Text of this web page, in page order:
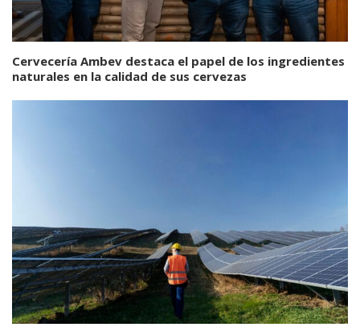
Cervecería Ambev destaca el papel de los ingredientes
naturales en la calidad de sus cervezas